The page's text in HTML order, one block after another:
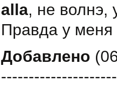
alla, не волнэ,
Правда у
Добавлено